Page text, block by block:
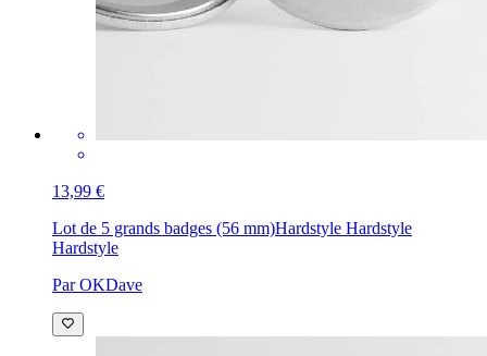
13,99 €
Lot de 5 grands badges (56 mm)Hardstyle Hardstyle
Hardstyle
Par OKDave